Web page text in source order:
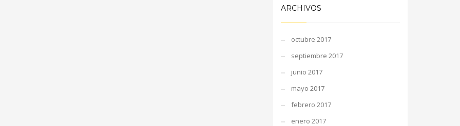
ARCHIVOS
octubre 2017
septiembre 2017
junio 2017
mayo 2017
febrero 2017
enero 2017